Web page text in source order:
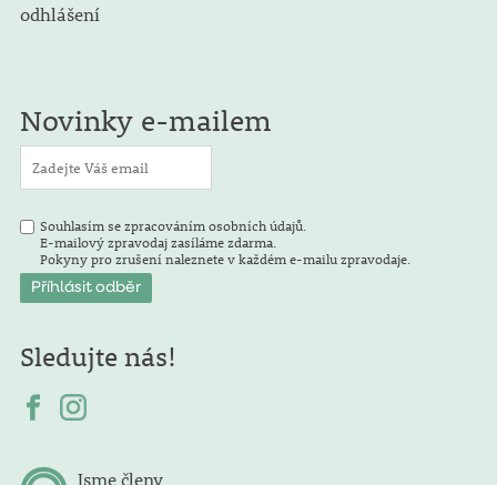
odhlášení
Novinky e-mailem
Souhlasím se zpracováním osobních údajů.
E-mailový zpravodaj zasíláme zdarma.
Pokyny pro zrušení naleznete v každém e-mailu zpravodaje.
Sledujte nás!
Jsme členy